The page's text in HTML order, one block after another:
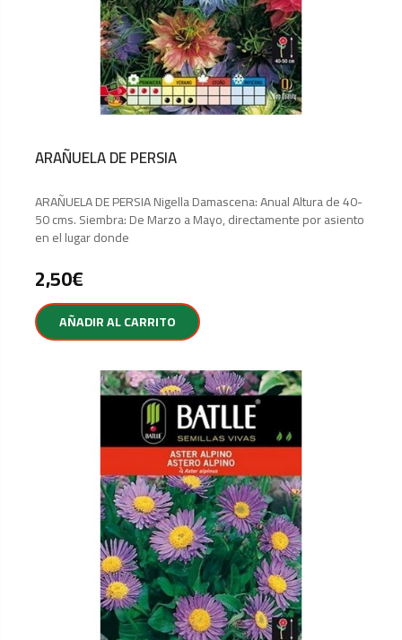
ARAÑUELA DE PERSIA
ARAÑUELA DE PERSIA Nigella Damascena: Anual Altura de 40-
50 cms. Siembra: De Marzo a Mayo, directamente por asiento
en el lugar donde
2,50€
AÑADIR AL CARRITO